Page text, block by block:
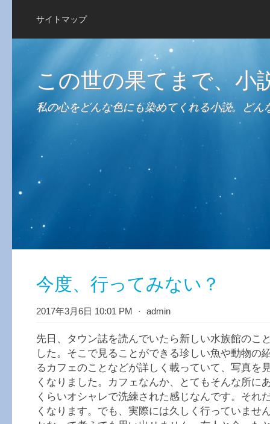
サイトマップ
この世の果てまで、小
私の心をどんな色にも染めてくれる小説。ど
今度、行ってみない？
2017年3月6日 10:01 PM ⋅ admin
先日、タウン誌を読んでいたら新しい水族館のこ
した。そこで見ることができる珍しい魚や動物の
るカフェのことなどが詳しく載っていて、写真を
くなりました。カフェなんか、とてもそんな所に
くらいオシャレで洗練された感じなんです。それ
くなります。でも、実際には久しく行っていませ